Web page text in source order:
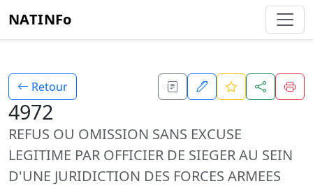
NATINFo
Retour
4972
REFUS OU OMISSION SANS EXCUSE
LEGITIME PAR OFFICIER DE SIEGER AU SEIN
D'UNE JURIDICTION DES FORCES ARMEES